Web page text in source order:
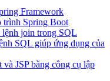
Framework
trình Spring Boot
lệnh join trong SQL
SQL giúp ứng dụng của
JSP bằng công cụ lập